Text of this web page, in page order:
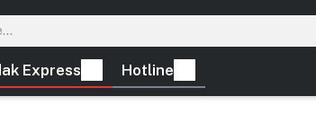
Express Hotline